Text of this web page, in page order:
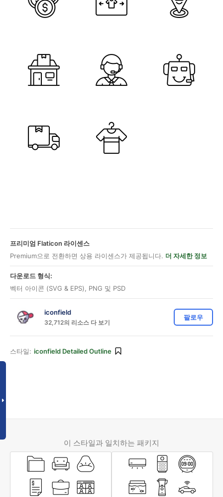
프리미엄 Flaticon 라이센스
Premium으로 전환하면 상용 라이센스가 제공됩니다. 더 자세한 정보
다운로드 형식:
벡터 아이콘 (SVG & EPS), PNG 및 PSD
iconfield
32,712의 리소스 다 보기
팔로우
스타일: iconfield Detailed Outline
이 스타일과 일치하는 패키지